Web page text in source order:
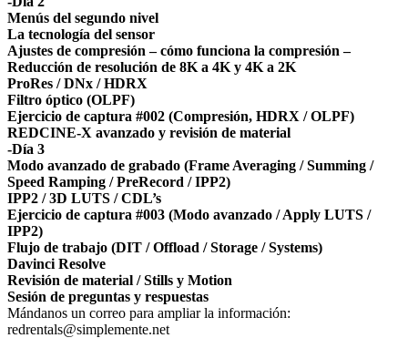
Menús del segundo nivel
La tecnología del sensor
Ajustes de compresión – cómo funciona la compresión –
Reducción de resolución de 8K a 4K y 4K a 2K
ProRes / DNx / HDRX
Filtro óptico (OLPF)
Ejercicio de captura #002 (Compresión, HDRX / OLPF)
REDCINE-X avanzado y revisión de material
-Día 3
Modo avanzado de grabado (Frame Averaging / Summing /
Speed Ramping / PreRecord / IPP2)
IPP2 / 3D LUTS / CDL’s
Ejercicio de captura #003 (Modo avanzado / Apply LUTS /
IPP2)
Flujo de trabajo (DIT / Offload / Storage / Systems)
Davinci Resolve
Revisión de material / Stills y Motion
Sesión de preguntas y respuestas
Mándanos un correo para ampliar la información:
redrentals@simplemente.net